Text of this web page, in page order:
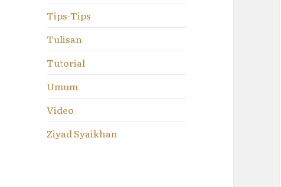
Tips-Tips
Tulisan
Tutorial
Umum
Video
Ziyad Syaikhan